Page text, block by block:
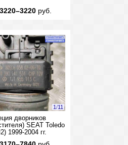
3220–3220руб.
1/11
дворников
SEAT Toledo
1999-2004 гг.